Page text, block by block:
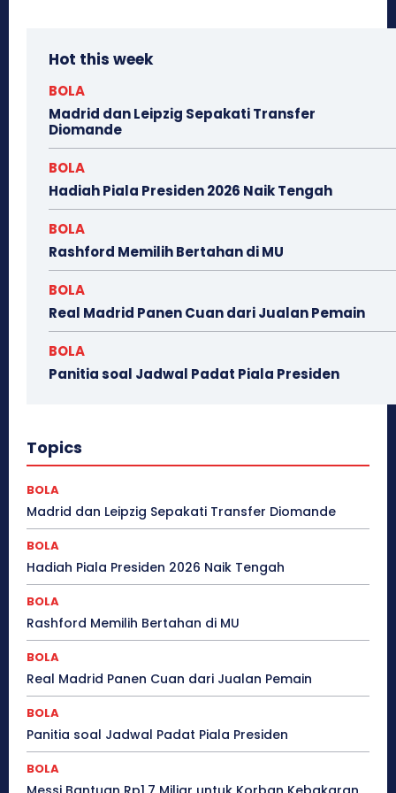
Hot this week
BOLA
Madrid dan Leipzig Sepakati Transfer
Diomande
BOLA
Hadiah Piala Presiden 2026 Naik Tengah
BOLA
Rashford Memilih Bertahan di MU
BOLA
Real Madrid Panen Cuan dari Jualan Pemain
BOLA
Panitia soal Jadwal Padat Piala Presiden
Topics
BOLA
Madrid dan Leipzig Sepakati Transfer Diomande
BOLA
Hadiah Piala Presiden 2026 Naik Tengah
BOLA
Rashford Memilih Bertahan di MU
BOLA
Real Madrid Panen Cuan dari Jualan Pemain
BOLA
Panitia soal Jadwal Padat Piala Presiden
BOLA